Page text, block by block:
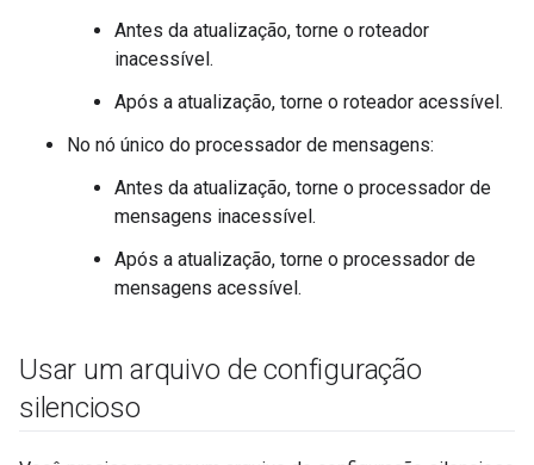
Antes da atualização, torne o roteador
inacessível.
Após a atualização, torne o roteador acessível.
No nó único do processador de mensagens:
Antes da atualização, torne o processador de
mensagens inacessível.
Após a atualização, torne o processador de
mensagens acessível.
Usar um arquivo de configuração
silencioso